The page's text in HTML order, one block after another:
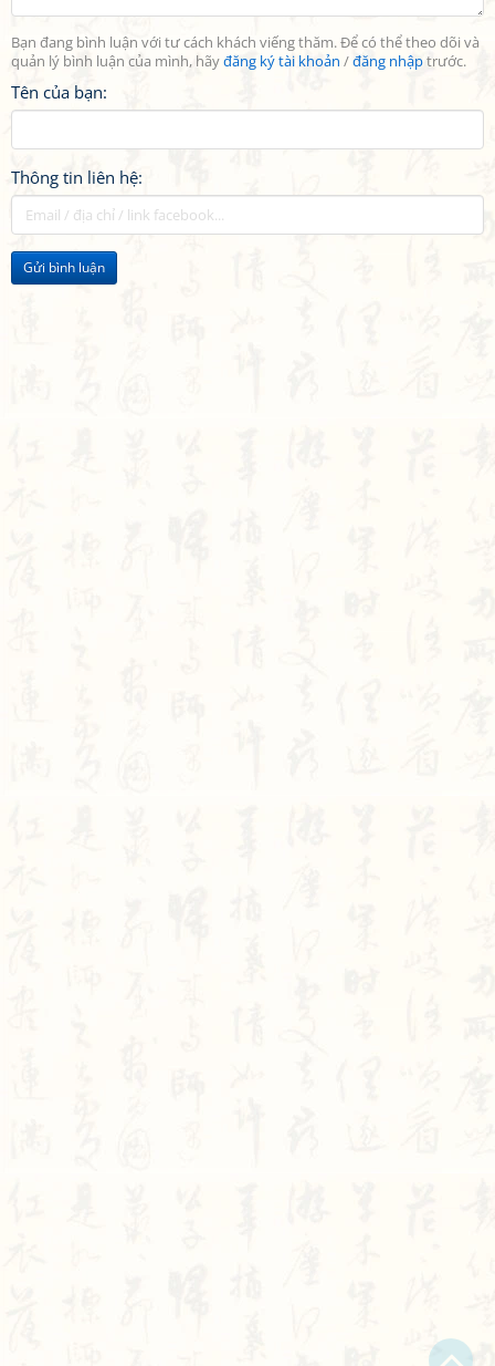
Bạn đang bình luận với tư cách khách viếng thăm. Để có thể theo dõi và
quản lý bình luận của mình, hãyđăng ký tài khoản /đăng nhậptrước.
Tên của bạn:
Thông tin liên hệ:
Gửi bình luận